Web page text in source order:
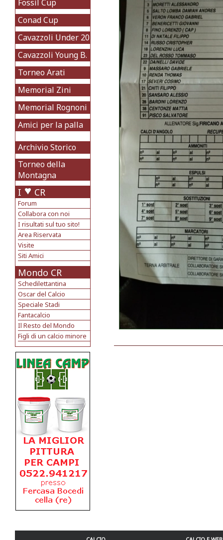
Fossil Cup
Conad Cup
Cavazzoli Under 20
Cavazzoli Young B.
Torneo Arati
Memorial Zini
Memorial Rognoni
Amici per la palla
Archivio Storico
Torneo della
Montagna
I CR
Forum
Collabora con noi
I risultati sul tuo sito!
Area Riservata
Visite
Siti Amici
Mondo CR
Schedilettantina
Oscar del Calcio
Speciale Stadi
Fantacalcio
Il Resto del Mondo
Figli di un calcio minore